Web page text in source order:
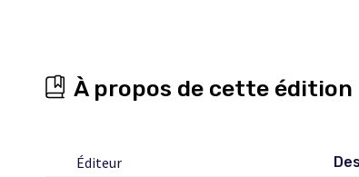
À propos de cette édition
Éditeur